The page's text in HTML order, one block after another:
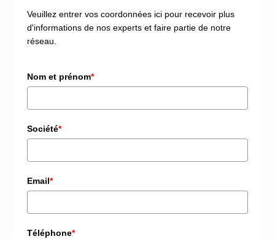
Veuillez entrer vos coordonnées ici pour recevoir plus
d'informations de nos experts et faire partie de notre
réseau.
Nom et prénom*
Société*
Email*
Téléphone*